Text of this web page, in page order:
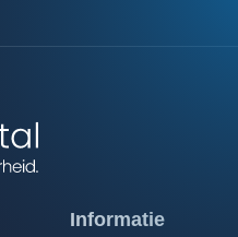
Informatie